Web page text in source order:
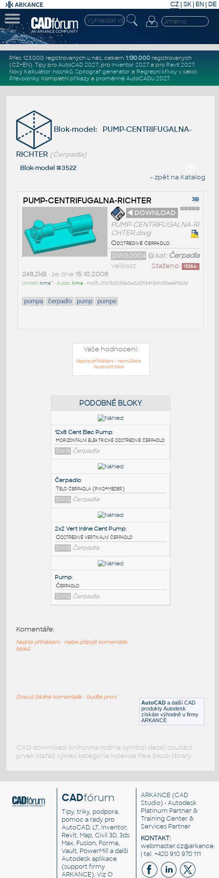
CZ | SK| EN | DE
Přes 123.000 registrovaných u nás, celkem 1.130.000registrovaných
(CZ+EN). Tipy pro AutoCAD 2027, pro Inventor 2027a pro Revit 2027.
Nový Kalkulátor nosníků, Spirograf generátor a Regresní křivkyv sekci
Převodníky. Kompletní příkazya proměnné AutoCADu 2027.
Blok-model: PUMP-CENTRIFUGALNA-
RICHTER (Čerpadla)
Blok-model #3522
« zpět na Katalog
PUMP-CENTRIFUGALNA-RICHTER
◄ DOWNLOAD
PUMP-CENTRIFUGALNA-RI
CHTER.dwg
Odstředivé čerpadlo
kat: Čerpadla
DWG2004
Staženo: 15364x
Velikost
248,2kB• ze dne 15.10.2008
Umístil: Ivma^ • Autor: Ivma • md5: 2fd7b0139a5a2d2f44f1bfc95ee91b0d
pumpa čerpadlo pump pumpe
Vaše hodnocení:
Nejste přihlášeni - nemůžete
hodnotit blok
PODOBNÉ BLOKY:
12x8 Cent Elec Pump:
Horizontální elektrické odstředivé čerpadlo
DWG Čerpadla
Telo čerpadla (pwd=meder)
DWG
DWG Čerpadla
DWG
Čerpadla AutoCAD a další CAD
produkty Autodesk
získáte výhodně u firmy
ARKANCE
Komentáře:
Nejste přihlášeni - nelze připojit komentáře
bloků
Dosud žádné komentáře - buďte první
CAD download: knihovna rodina symbol detail součást
prvek stafáž výkres kategorie kolekce free block library
CADfórum
Tipy, triky, podpora,
pomoc a rady pro
AutoCAD, LT, Inventor,
Revit, Map, Civil 3D, 3ds
Max, Fusion, Forma,
Vault, PowerMill a další
Autodesk aplikace
(support firmy
ARKANCE). VizO
ARKANCE (CAD
Studio) - Autodesk
Platinum Partner &
Training Center &
Services Partner
KONTAKT:
| tel. +420 910 970 111